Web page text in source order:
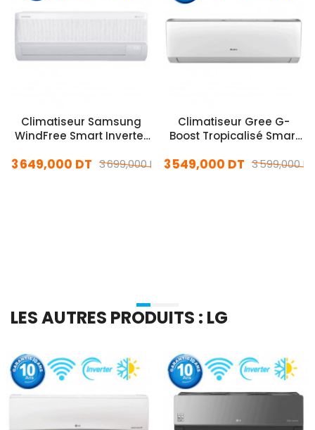
Climatiseur Samsung
WindFree Smart Inverter
Blanc 3 699,000 DT
3 649,000 DT
Climatiseur Gree G-
Boost Tropicalisé Smart
Chaud & Froid Blanc
3 599,000
3 549,000 DT
LES AUTRES PRODUITS : LG